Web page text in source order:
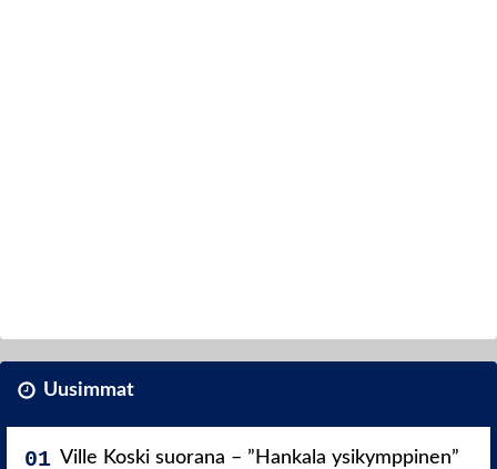
Uusimmat
Ville Koski suorana – ”Hankala ysikymppinen”